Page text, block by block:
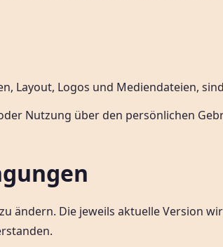
Layout, Logos und Mediendateien,
Nutzung über den persönlichen
ändern. Die jeweils aktuelle